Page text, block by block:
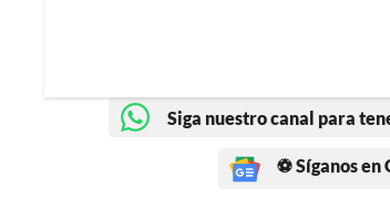
Siga nuestro canal para
⚽ Síganos